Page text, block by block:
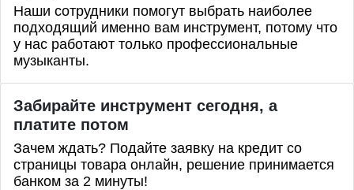
Наши сотрудники помогут выбрать наиболее
подходящий именно вам инструмент, потому что
у нас работают только профессиональные
музыканты.
Забирайте инструмент сегодня, а
платите потом
Зачем ждать? Подайте заявку на кредит со
страницы товара онлайн, решение принимается
банком за 2 минуты!